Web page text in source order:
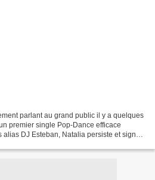
parlant au grand public il y a quelques
premier single Pop-Dance efficace
DJ Esteban, Natalia persiste et signe